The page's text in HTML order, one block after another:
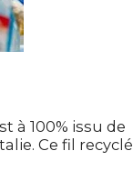
à 100% issu de
Ce fil recyclé